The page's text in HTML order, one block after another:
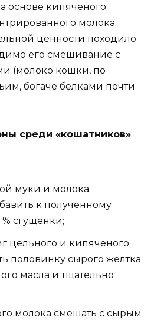
основе кипяченого
молока.
ценности походило
его смешивание с
(молоко кошки, по
богаче белками почти
среди «кошатников»
муки и молока
к полученному
% сгущенки;
цельного и кипяченого
половинку сырого желтка
масла и тщательно
молока смешать с сырым